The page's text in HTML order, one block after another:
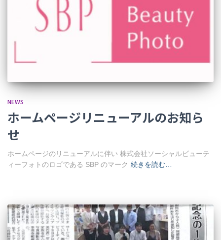
NEWS
ホームページリニューアルのお知ら
せ
ホームページのリニューアルに伴い 株式会社ソーシャルビューテ
ィーフォトのロゴである SBP のマーク 続きを読む…